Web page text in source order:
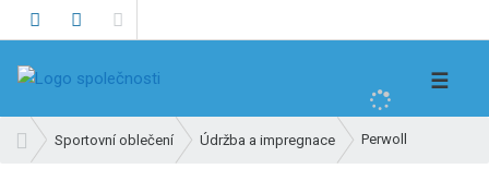
☰
v
Sportovní oblečení Údržba a impregnace Perwoll